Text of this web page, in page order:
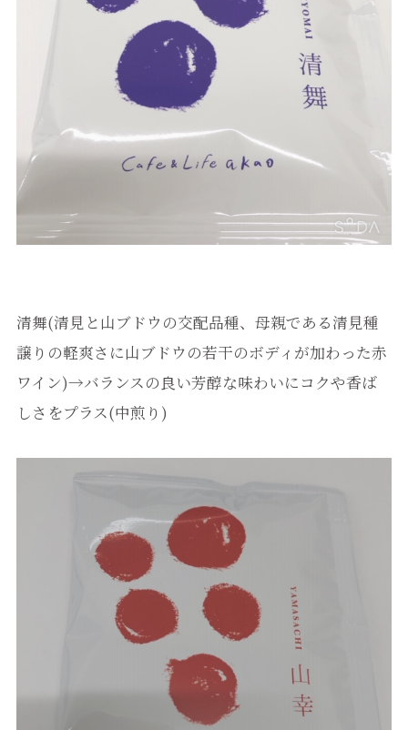
清舞(清見と山ブドウの交配品種、母親である清見種
譲りの軽爽さに山ブドウの若干のボディが加わった赤
ワイン)→バランスの良い芳醇な味わいにコクや香ば
しさをプラス(中煎り)